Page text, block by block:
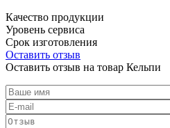
Качество продукции
Уровень сервиса
Срок изготовления
Оставить отзыв
Оставить отзыв на товар Кельпи